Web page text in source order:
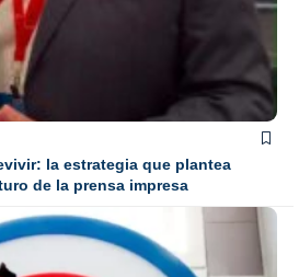
la estrategia que plantea
de la prensa impresa